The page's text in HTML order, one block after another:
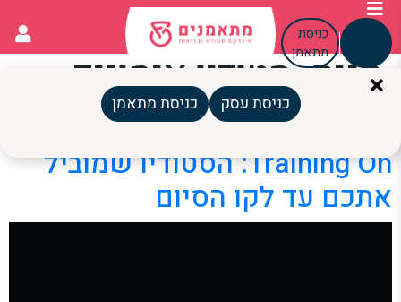
כניסת
מתאמן
כניסת עסק כניסת מתאמן
תגית:סטודיו אימונים
טבריה
Training On: הסטודיו שמוביל
אתכם עד לקו הסיום